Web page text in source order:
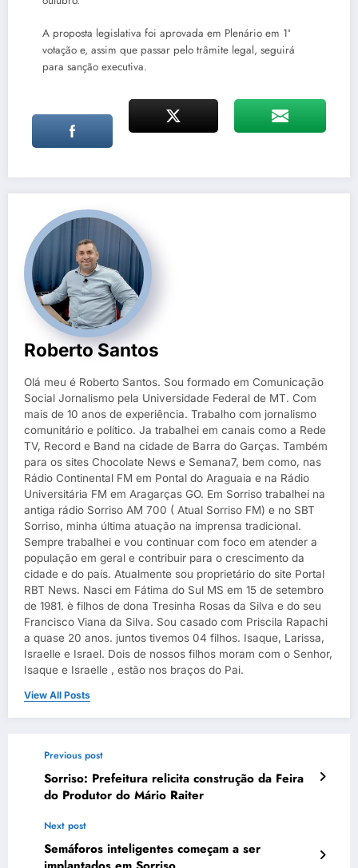
A proposta legislativa foi aprovada em Plenário em 1ª
votação e, assim que passar pelo trâmite legal, seguirá
para sanção executiva.
Roberto Santos
Olá meu é Roberto Santos. Sou formado em Comunicação
Social Jornalismo pela Universidade Federal de MT. Com
mais de 10 anos de experiência. Trabalho com jornalismo
comunitário e político. Ja trabalhei em canais como a Rede
TV, Record e Band na cidade de Barra do Garças. Também
para os sites Chocolate News e Semana7, bem como, nas
Rádio Continental FM em Pontal do Araguaia e na Rádio
Universitária FM em Aragarças GO. Em Sorriso trabalhei na
antiga rádio Sorriso AM 700 ( Atual Sorriso FM) e no SBT
Sorriso, minha última atuação na imprensa tradicional.
Sempre trabalhei e vou continuar com foco em atender a
população em geral e contribuir para o crescimento da
cidade e do país. Atualmente sou proprietário do site Portal
RBT News. Nasci em Fátima do Sul MS em 15 de setembro
de 1981. è filhos de dona Tresinha Rosas da Silva e do seu
Francisco Viana da Silva. Sou casado com Priscila Rapachi
a quase 20 anos. juntos tivemos 04 filhos. Isaque, Larissa,
Israelle e Israel. Dois de nossos filhos moram com o Senhor,
Isaque e Israelle , estão nos braços do Pai.
View All Posts
Previous post
Sorriso: Prefeitura relicita construção da Feira
do Produtor do Mário Raiter
Next post
Semáforos inteligentes começam a ser